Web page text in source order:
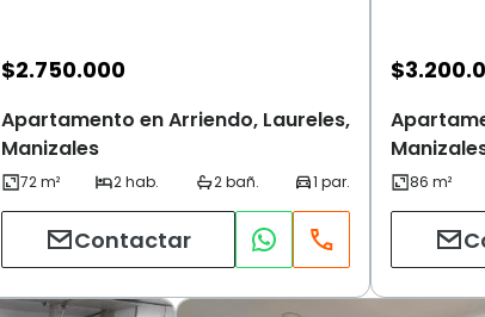
$2.750.000
Apartamento en Arriendo, Laureles,
Manizales
Contactar
$